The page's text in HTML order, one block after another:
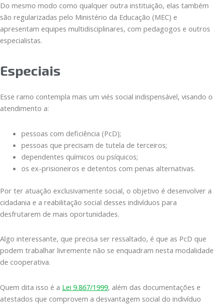
Do mesmo modo como qualquer outra instituição, elas também
são regularizadas pelo Ministério da Educação (MEC) e
apresentam equipes multidisciplinares, com pedagogos e outros
especialistas.
Especiais
Esse ramo contempla mais um viés social indispensável, visando o
atendimento a:
pessoas com deficiência (PcD);
pessoas que precisam de tutela de terceiros;
dependentes químicos ou psíquicos;
os ex-prisioneiros e detentos com penas alternativas.
Por ter atuação exclusivamente social, o objetivo é desenvolver a
cidadania e a reabilitação social desses indivíduos para
desfrutarem de mais oportunidades.
Algo interessante, que precisa ser ressaltado, é que as PcD que
podem trabalhar livremente não se enquadram nesta modalidade
de cooperativa.
Quem dita isso é a Lei 9.867/1999, além das documentações e
atestados que comprovem a desvantagem social do indivíduo